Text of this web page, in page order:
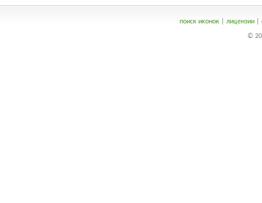
поиск иконок| лицензии|
©